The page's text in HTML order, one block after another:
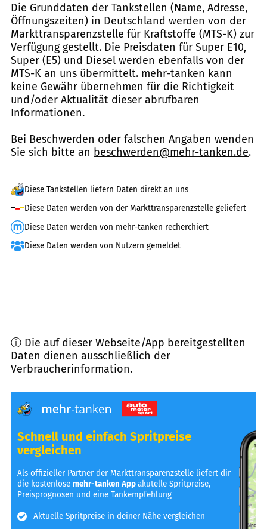
Die Grunddaten der Tankstellen (Name, Adresse,
Öffnungszeiten) in Deutschland werden von der
Markttransparenzstelle für Kraftstoffe (MTS-K) zur
Verfügung gestellt. Die Preisdaten für Super E10,
Super (E5) und Diesel werden ebenfalls von der
MTS-K an uns übermittelt. mehr-tanken kann
keine Gewähr übernehmen für die Richtigkeit
und/oder Aktualität dieser abrufbaren
Informationen.
Bei Beschwerden oder falschen Angaben wenden
Sie sich bitte an beschwerden@mehr-tanken.de.
Diese Tankstellen liefern Daten direkt an uns
Diese Daten werden von der Markttransparenzstelle geliefert
Diese Daten werden von mehr-tanken recherchiert
Diese Daten werden von Nutzern gemeldet
ⓘ Die auf dieser Webseite/App bereitgestellten
Daten dienen ausschließlich der
Verbraucherinformation.
Schnell und einfach Spritpreise
vergleichen
Als offizieller Partner der Markttransparenzstelle liefert dir
die kostenlosemehr-tanken Appakutelle Spritpreise,
Preisprognosen und eine Tankempfehlung
Aktuelle Spritpreise in deiner Nähe vergleichen